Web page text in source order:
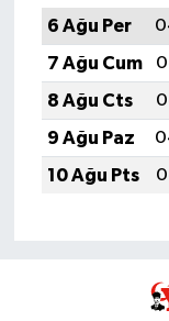
6 Ağu Per
7 Ağu Cum
8 Ağu Cts
9 Ağu Paz
10 Ağu Pts